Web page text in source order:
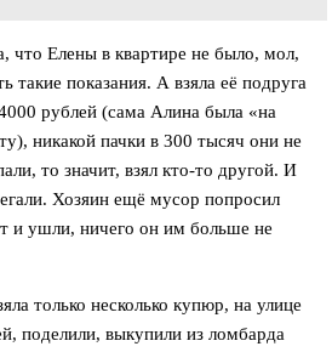
что Елены в квартире не было, мол,
такие показания. А взяла её подруга
рублей (сама Алина была «на
никакой пачки в 300 тысяч они не
то значит, взял кто-то другой. И
Хозяин ещё мусор попросил
и ушли, ничего он им больше не
только несколько купюр, на улице
поделили, выкупили из ломбарда